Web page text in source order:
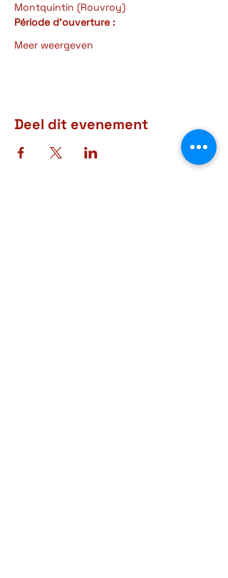
Montquintin (Rouvroy)
Période d'ouverture :
Meer weergeven
Deel dit evenement